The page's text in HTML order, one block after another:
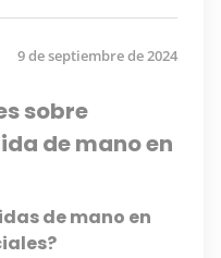
9 de septiembre de 2024
sobre
de mano en
de mano en